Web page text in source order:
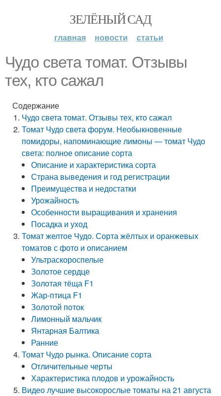
ЗЕЛЁНЫЙ САД
главная новости статьи
Чудо света томат. Отзывы
тех, кто сажал
Содержание
Чудо света томат. Отзывы тех, кто сажал
Томат Чудо света форум. Необыкновенные
помидоры, напоминающие лимоны — томат Чудо
света: полное описание сорта
Описание и характеристика сорта
Страна выведения и год регистрации
Преимущества и недостатки
Урожайность
Особенности выращивания и хранения
Посадка и уход
Томат желтое Чудо. Сорта жёлтых и оранжевых
томатов с фото и описанием
Ультраскороспелые
Золотое сердце
Золотая тёща F1
Жар-птица F1
Золотой поток
Лимонный мальчик
Янтарная Балтика
Ранние
Томат Чудо рынка. Описание сорта
Отличительные черты
Характеристика плодов и урожайность
Видео лучшие высокорослые томаты на 21 августа